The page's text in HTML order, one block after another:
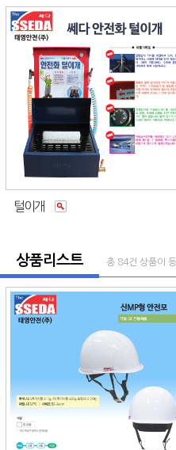
털이개
상품리스트 총 84건 상품이